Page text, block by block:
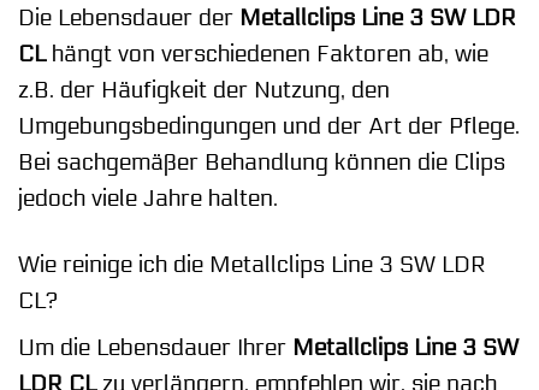
Die Lebensdauer der Metallclips Line 3 SW LDR
CLhängt von verschiedenen Faktoren ab, wie
z.B. der Häufigkeit der Nutzung, den
Umgebungsbedingungen und der Art der Pflege.
Bei sachgemäßer Behandlung können die Clips
jedoch viele Jahre halten.
Wie reinige ich die Metallclips Line 3 SW LDR
CL?
Um die Lebensdauer Ihrer Metallclips Line 3 SW
LDR CLzu verlängern, empfehlen wir, sie nach